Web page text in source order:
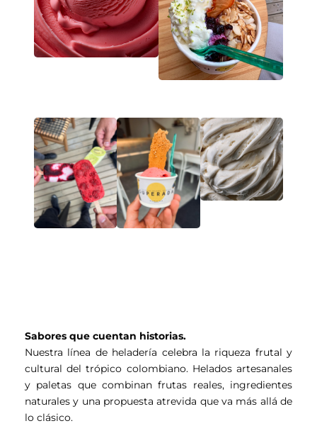
Sabores que cuentan historias.
Nuestra línea de heladería celebra la riqueza frutal y
cultural del trópico colombiano. Helados artesanales
y paletas que combinan frutas reales, ingredientes
naturales y una propuesta atrevida que va más allá de
lo clásico.